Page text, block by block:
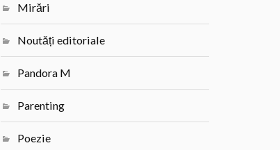
Mirări
Noutăți editoriale
Pandora M
Parenting
Poezie